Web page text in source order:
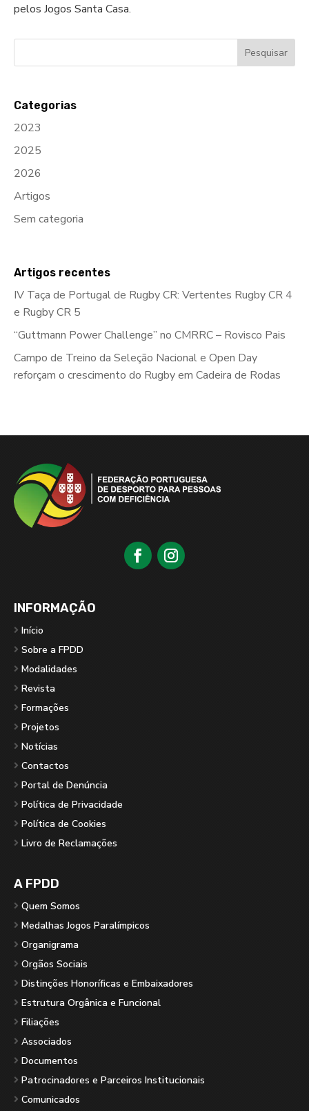
pelos Jogos Santa Casa.
Categorias
2023
2025
2026
Artigos
Sem categoria
Artigos recentes
IV Taça de Portugal de Rugby CR: Vertentes Rugby CR 4
e Rugby CR 5
“Guttmann Power Challenge” no CMRRC – Rovisco Pais
Campo de Treino da Seleção Nacional e Open Day
reforçam o crescimento do Rugby em Cadeira de Rodas
INFORMAÇÃO
Início
Sobre a FPDD
Modalidades
Revista
Formações
Projetos
Notícias
Contactos
Portal de Denúncia
Política de Privacidade
Política de Cookies
Livro de Reclamações
A FPDD
Quem Somos
Medalhas Jogos Paralímpicos
Organigrama
Orgãos Sociais
Distinções Honoríficas e Embaixadores
Estrutura Orgânica e Funcional
Filiações
Associados
Documentos
Patrocinadores e Parceiros Institucionais
Comunicados